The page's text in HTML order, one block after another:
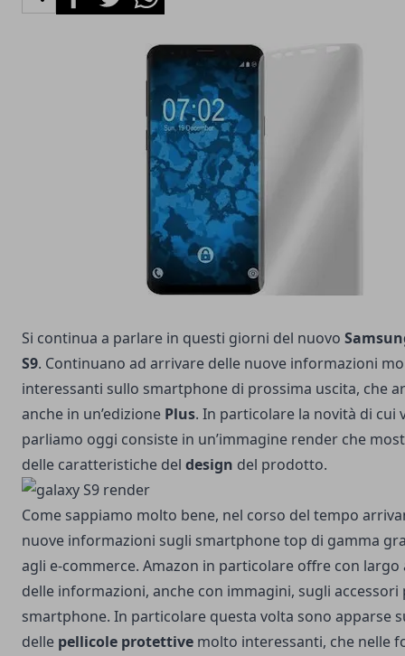
Si continua a parlare in questi giorni del nuovo
S9. Continuano ad arrivare delle nuove informazioni
interessanti sullo smartphone di prossima uscita, che
anche in un’edizione Plus. In particolare la novità di cui
parliamo oggi consiste in un’immagine render che
delle caratteristiche del design del prodotto.
Come sappiamo molto bene, nel corso del tempo
nuove informazioni sugli smartphone top di gamma
agli e-commerce. Amazon in particolare offre con largo
delle informazioni, anche con immagini, sugli accessori
smartphone. In particolare questa volta sono apparse
delle pellicole protettive molto interessanti, che nelle